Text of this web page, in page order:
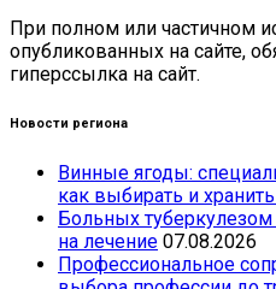
При полном или частичном
опубликованных на сайте,
гиперссылка на сайт.
Новости региона
Винные ягоды:
как выбирать и
Больных
на лечение 07.08.2026
Профессиональное